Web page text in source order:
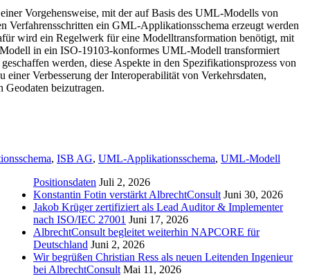
Vorgehensweise, mit der auf Basis des UML-Modells von
Verfahrensschritten ein GML-Applikationsschema erzeugt werden
wird ein Regelwerk für eine Modelltransformation benötigt, mit
in ein ISO-19103-konformes UML-Modell transformiert
werden, diese Aspekte in den Spezifikationsprozess von
Verbesserung der Interoperabilität von Verkehrsdaten,
Geodaten beizutragen.
, ISB AG, UML-Applikationsschema, UML-Modell
Positionsdaten Juli 2, 2026
Konstantin Fotin verstärkt AlbrechtConsult Juni 30, 2026
Jakob Krüger zertifiziert als Lead Auditor & Implementer
nach ISO/IEC 27001 Juni 17, 2026
AlbrechtConsult begleitet weiterhin NAPCORE für
Deutschland Juni 2, 2026
Wir begrüßen Christian Ress als neuen Leitenden Ingenieur
bei AlbrechtConsult Mai 11, 2026